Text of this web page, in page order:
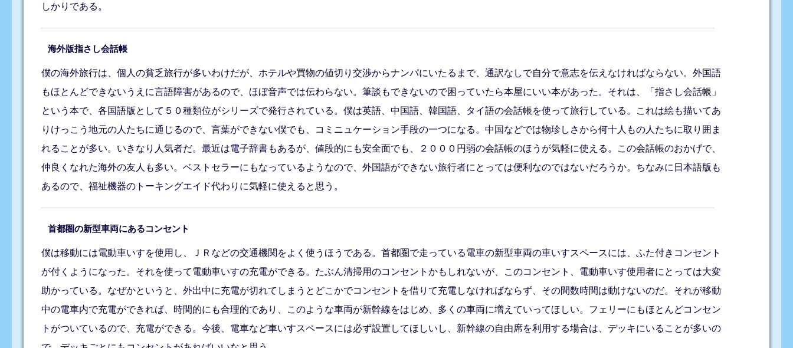
しかりである。
海外版指さし会話帳
僕の海外旅行は、個人の貧乏旅行が多いわけだが、ホテルや買物の値切り交渉からナンパにいたるまで、通訳なしで自分で意志を伝えなければならない。外国語
もほとんどできないうえに言語障害があるので、ほぼ音声では伝わらない。筆談もできないので困っていたら本屋にいい本があった。それは、「指さし会話帳」
という本で、各国語版として５０種類位がシリーズで発行されている。僕は英語、中国語、韓国語、タイ語の会話帳を使って旅行している。これは絵も描いてあ
りけっこう地元の人たちに通じるので、言葉ができない僕でも、コミニュケーション手段の一つになる。中国などでは物珍しさから何十人もの人たちに取り囲ま
れることが多い。いきなり人気者だ。最近は電子辞書もあるが、値段的にも安全面でも、２０００円弱の会話帳のほうが気軽に使える。この会話帳のおかげで、
仲良くなれた海外の友人も多い。ベストセラーにもなっているようなので、外国語ができない旅行者にとっては便利なのではないだろうか。ちなみに日本語版も
あるので、福祉機器のトーキングエイド代わりに気軽に使えると思う。
首都圏の新型車両にあるコンセント
僕は移動には電動車いすを使用し、ＪＲなどの交通機関をよく使うほうである。首都圏で走っている電車の新型車両の車いすスペースには、ふた付きコンセント
が付くようになった。それを使って電動車いすの充電ができる。たぶん清掃用のコンセントかもしれないが、このコンセント、電動車いす使用者にとっては大変
助かっている。なぜかというと、外出中に充電が切れてしまうとどこかでコンセントを借りて充電しなければならず、その間数時間は動けないのだ。それが移動
中の電車内で充電ができれば、時間的にも合理的であり、このような車両が新幹線をはじめ、多くの車両に増えていってほしい。フェリーにもほとんどコンセン
トがついているので、充電ができる。今後、電車など車いすスペースには必ず設置してほしいし、新幹線の自由席を利用する場合は、デッキにいることが多いの